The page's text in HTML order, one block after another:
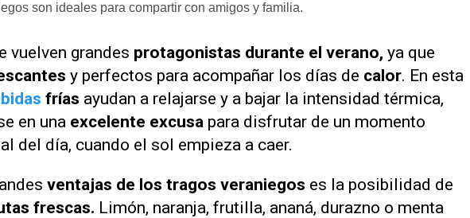
son ideales para compartir con amigos y familia.
vuelven grandes protagonistas durante el verano, ya que
y perfectos para acompañar los días de calor. En esta
frías ayudan a relajarse y a bajar la intensidad térmica,
en una excelente excusa para disfrutar de un momento
del día, cuando el sol empieza a caer.
ventajas de los tragos veraniegos es la posibilidad de
frescas. Limón, naranja, frutilla, ananá, durazno o menta